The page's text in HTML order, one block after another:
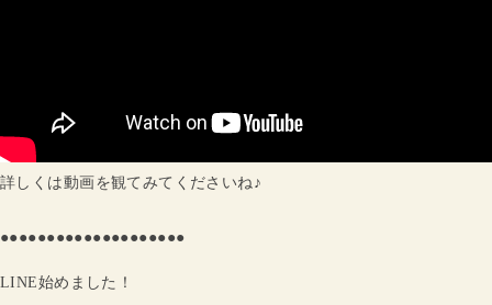
詳しくは動画を観てみてくださいね♪
●●●●●●●●●●●●●●●●●●●●
LINE始めました！